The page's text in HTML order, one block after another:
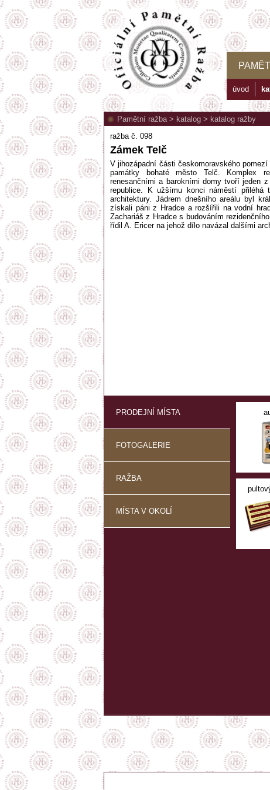
úvod
Pamětní ražba> katalog > katalog ražby
ražba č. 098
Zámek Telč
V jihozápadní části českomoravského
památky bohaté město Telč. Komplex
renesančními a barokními domy tvoří jeden
republice. K užšímu konci náměstí přiléhá
architektury. Jádrem dnešního areálu byl
získali páni z Hradce a rozšířili na vodní
Zachariáš z Hradce s budováním
řídil A. Ericer na jehož dílo navázal dalšími
PRODEJNÍ MÍSTA
FOTOGALERIE
RAŽBA
MÍSTA V OKOLÍ